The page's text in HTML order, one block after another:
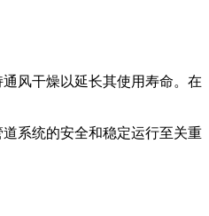
风干燥以延长其使用寿命。在
系统的安全和稳定运行至关重